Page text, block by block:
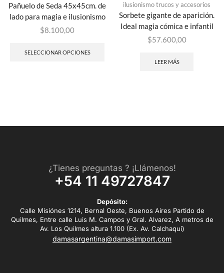
Pañuelo de Seda 45x45cm. de
lado para magia e ilusionismo
$8.100,00
SELECCIONAR OPCIONES
ilusionismo trucos y accesorios
Sorbete gigante de aparición.
Ideal magia cómica e infantil
$57.600,00
LEER MÁS
¿Tienes preguntas ? ¡Llámenos!
+54 11 49727847
Depósito:
Calle Misiónes 1214, Bernal Oeste, Buenos Aires Partido de
Quilmes, Entre calle Luis M. Campos y Gral. Alvarez, A metros de
Av. Los Quilmes altura 1.100 (Ex. Av. Calchaquí)
damasargentina@damasimport.com